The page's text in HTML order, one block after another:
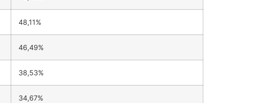
48,11%
46,49%
38,53%
34,67%